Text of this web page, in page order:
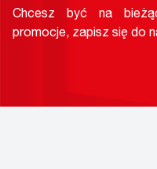
Chcesz być na
promocje, zapisz się do